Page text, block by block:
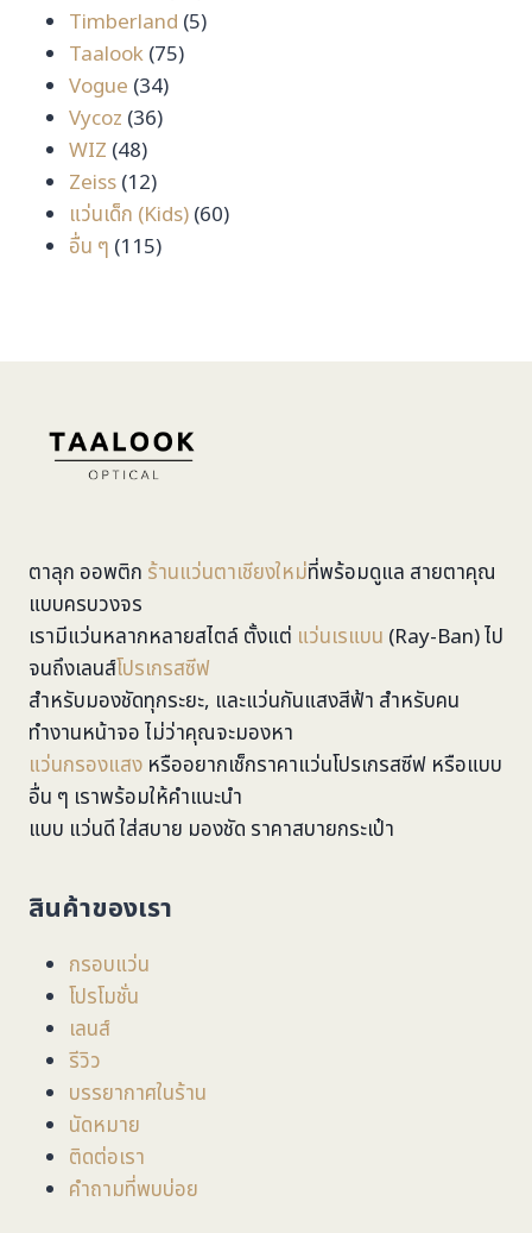
สินค้า
Timberland 55
Taalook 7575
Vogue 3434
สินค้า
Vycoz 3636
WIZ 4848
สินค้า
Zeiss 1212
สินค้า
แว่นเด็ก (Kids) 6060
อื่น ๆ 115115
ตาลุก ออพติก ร้านแว่นตาเชียงใหม่ที่พร้อมดูแล สายตาคุณ
แบบครบวงจร
เรามีแว่นหลากหลายสไตล์ ตั้งแต่ แว่นเรแบน (Ray-Ban) ไป
จนถึงเลนส์โปรเกรสซีฟ
สำหรับมองชัดทุกระยะ, และแว่นกันแสงสีฟ้า สำหรับคน
ทำงานหน้าจอ ไม่ว่าคุณจะมองหา
แว่นกรองแสง หรืออยากเช็กราคาแว่นโปรเกรสซีฟ หรือแบบ
อื่น ๆ เราพร้อมให้คำแนะนำ
แบบ แว่นดี ใส่สบาย มองชัด ราคาสบายกระเป๋า
สินค้าของเรา
กรอบแว่น
โปรโมชั่น
เลนส์
รีวิว
บรรยากาศในร้าน
นัดหมาย
ติดต่อเรา
คำถามที่พบบ่อย